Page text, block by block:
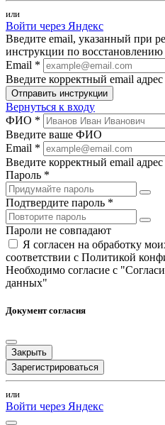
или
Войти через Яндекс
Введите email, указанный при
инструкции по восстановлению
Email *
Введите корректный email адрес
Отправить инструкции
Вернуться к входу
ФИО *
Введите ваше ФИО
Email *
Введите корректный email адрес
Пароль *
Подтвердите пароль *
Пароли не совпадают
Я согласен на обработку
соответствии с Политикой
Необходимо согласие с
данных"
Документ согласия
Закрыть
Зарегистрироваться
или
Войти через Яндекс